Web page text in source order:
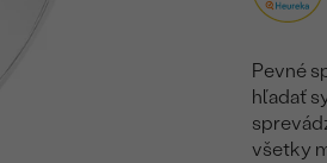
Pevné
hľadať
všetky